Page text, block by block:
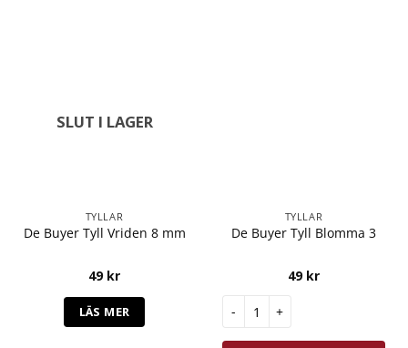
SLUT I LAGER
TYLLAR
De Buyer Tyll Vriden 8 mm
49 kr
LÄS MER
TYLLAR
De Buyer Tyll Blomma 3
49 kr